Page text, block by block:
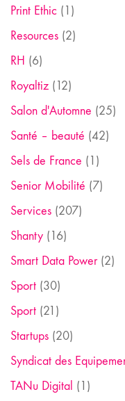
Print Ethic (1)
Resources (2)
RH (6)
Royaltiz (12)
Salon d'Automne (25)
Santé – beauté (42)
Sels de France (1)
Senior Mobilité (7)
Services (207)
Shanty (16)
Smart Data Power(2)
Sport (30)
Sport (21)
Startups (20)
Syndicat des
TANu Digital (1)